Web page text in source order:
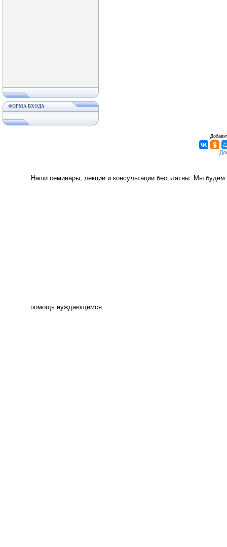
ФОРМА ВХОДА
Наши семинары, лекции и консультации бесплатны. Мы
помощь нуждающимся.